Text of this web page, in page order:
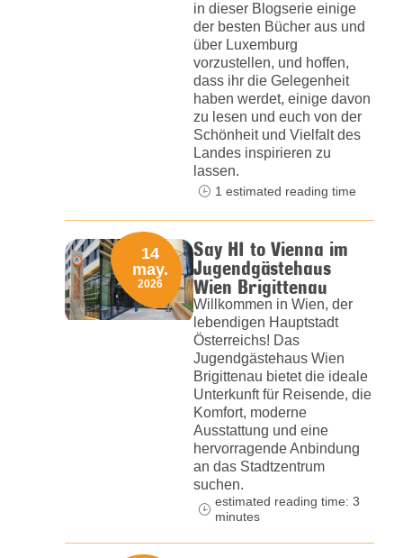
in dieser Blogserie einige
der besten Bücher aus und
über Luxemburg
vorzustellen, und hoffen,
dass ihr die Gelegenheit
haben werdet, einige davon
zu lesen und euch von der
Schönheit und Vielfalt des
Landes inspirieren zu
lassen.
1 estimated reading time
Say HI to Vienna im
Jugendgästehaus
Wien Brigittenau
Willkommen in Wien, der
lebendigen Hauptstadt
Österreichs! Das
Jugendgästehaus Wien
Brigittenau bietet die ideale
Unterkunft für Reisende, die
Komfort, moderne
Ausstattung und eine
hervorragende Anbindung
an das Stadtzentrum
suchen.
14
may.
2026
estimated reading time: 3
minutes